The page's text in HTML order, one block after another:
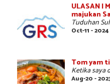
ULASAN |
majukan
Tuduhan
Oct-11 - 2024
Tom yam
Ketika saya
Aug-20 -